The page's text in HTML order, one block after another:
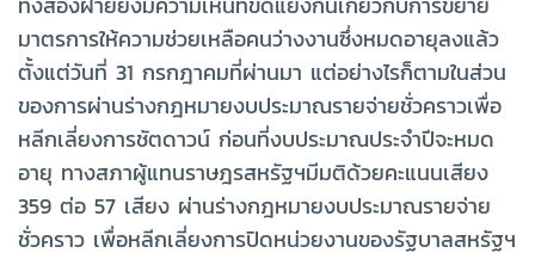
มาตรการให้ความช่วยเหลือคนว่างงานซึ่งหมดอายุลงแล้ว
ตั้งแต่วันที่ 31 กรกฎาคมที่ผ่านมา แต่อย่างไรก็ตามในส่วน
ของการผ่านร่างกฎหมายงบประมาณรายจ่ายชั่วคราวเพื่อ
หลีกเลี่ยงการชัตดาวน์ ก่อนที่งบประมาณประจำปีจะหมด
อายุ ทางสภาผู้แทนราษฎรสหรัฐฯมีมติด้วยคะแนนเสียง
359 ต่อ 57 เสียง ผ่านร่างกฎหมายงบประมาณรายจ่าย
ชั่วคราว เพื่อหลีกเลี่ยงการปิดหน่วยงานของรัฐบาลสหรัฐฯ